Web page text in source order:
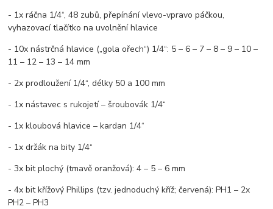
- 1x ráčna 1/4“, 48 zubů, přepínání vlevo-vpravo páčkou,
vyhazovací tlačítko na uvolnění hlavice
- 10x nástrčná hlavice („gola ořech“) 1/4“: 5 – 6 – 7 – 8 – 9 – 10 –
11 – 12 – 13 – 14 mm
- 2x prodloužení 1/4“, délky 50 a 100 mm
- 1x nástavec s rukojetí – šroubovák 1/4“
- 1x kloubová hlavice – kardan 1/4“
- 1x držák na bity 1/4“
- 3x bit plochý (tmavě oranžová): 4 – 5 – 6 mm
- 4x bit křížový Phillips (tzv. jednoduchý kříž; červená): PH1 – 2x
PH2 – PH3